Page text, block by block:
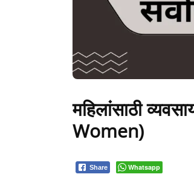
महिलांसाठी
Women)
Share Whatsapp